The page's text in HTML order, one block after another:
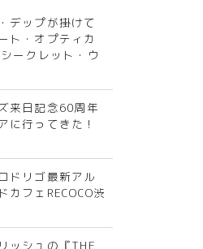
デップが掛けて
ト・オプティカ
ークレット・ウ
来日記念60周年
に行ってきた！
ドリゴ最新アル
フェRECOCO渋
ッシュの『THE